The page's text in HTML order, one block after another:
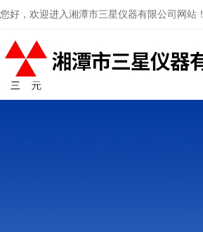
您好，欢迎进入湘潭市三星仪器有限公司网站！